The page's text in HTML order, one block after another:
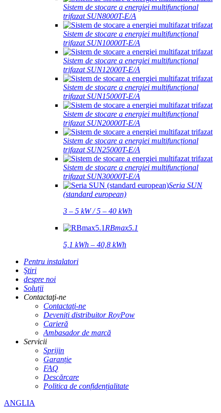
Sistem de stocare a energiei multifuncțional
trifazat SUN8000T-E/A
Sistem de stocare a energiei multifuncțional
trifazat SUN10000T-E/A
Sistem de stocare a energiei multifuncțional
trifazat SUN12000T-E/A
Sistem de stocare a energiei multifuncțional
trifazat SUN15000T-E/A
Sistem de stocare a energiei multifuncțional
trifazat SUN20000T-E/A
Sistem de stocare a energiei multifuncțional
trifazat SUN25000T-E/A
Sistem de stocare a energiei multifuncțional
trifazat SUN30000T-E/A
Seria SUN
(standard european)
3 – 5 kW / 5 – 40 kWh
RBmax5.1
5,1 kWh – 40,8 kWh
Pentru instalatori
Ştiri
despre noi
Soluții
Contactaţi-ne
Contactaţi-ne
Deveniți distribuitor RoyPow
Carieră
Ambasador de marcă
Servicii
Sprijin
Garanție
FAQ
Descărcare
Politica de confidențialitate
ANGLIA